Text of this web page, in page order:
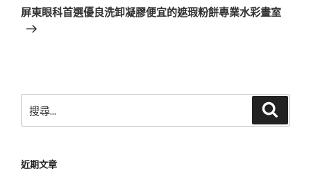
一
篇
屏東眼科首選優良洗卸凝膠便宜的遮瑕粉餅專業水彩畫室
尋
近期文章